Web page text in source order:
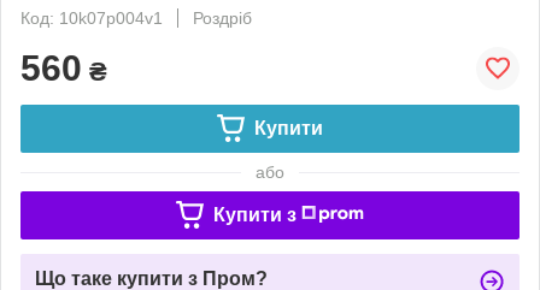
Код: 10k07p004v1
Роздріб
560 ₴
Купити
або
Купити з
Що таке купити з Пром?